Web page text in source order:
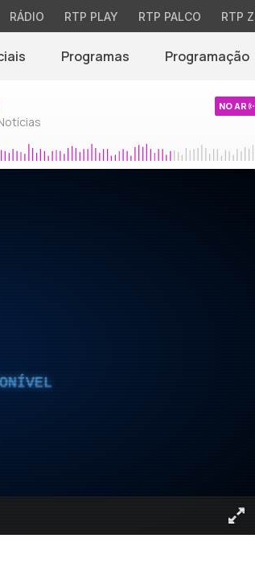
RÁDIO RTP PLAY RTP PALCO RTP
Programas Programação
NO AR